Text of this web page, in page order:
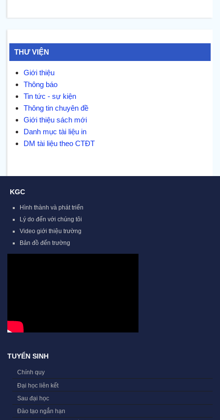
THƯ VIỆN
Giới thiệu
Thông báo
Tin tức - sự kiện
Thông tin chuyên đề
Giới thiệu sách mới
Danh mục tài liệu in
DM tài liệu theo CTĐT
KGC
Hình thành và phát triển
Lý do đến với chúng tôi
Video giới thiệu trường
Bản đồ đến trường
TUYỂN SINH
Chính quy
Đại học liên kết
Sau đại học
Đào tạo ngắn hạn